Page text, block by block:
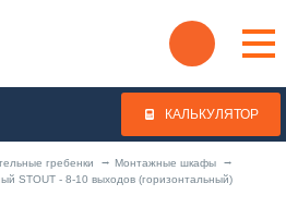
КАЛЬКУЛЯТОР
гребенки
Монтажные шкафы
STOUT - 8-10 выходов (горизонтальный)